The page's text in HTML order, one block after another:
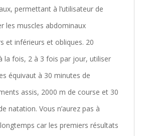
permettant à l’utilisateur de
les muscles abdominaux
et inférieurs et obliques. 20
la fois, 2 à 3 fois par jour, utiliser
équivaut à 30 minutes de
assis, 2000 m de course et 30
natation. Vous n’aurez pas à
car les premiers résultats